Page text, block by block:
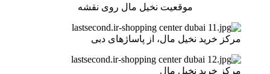
موقعیت نخیل مال روی نقشه
مرکز خرید نخیل مال، از پاساژهای دبی
مرکز خرید نخیل مال